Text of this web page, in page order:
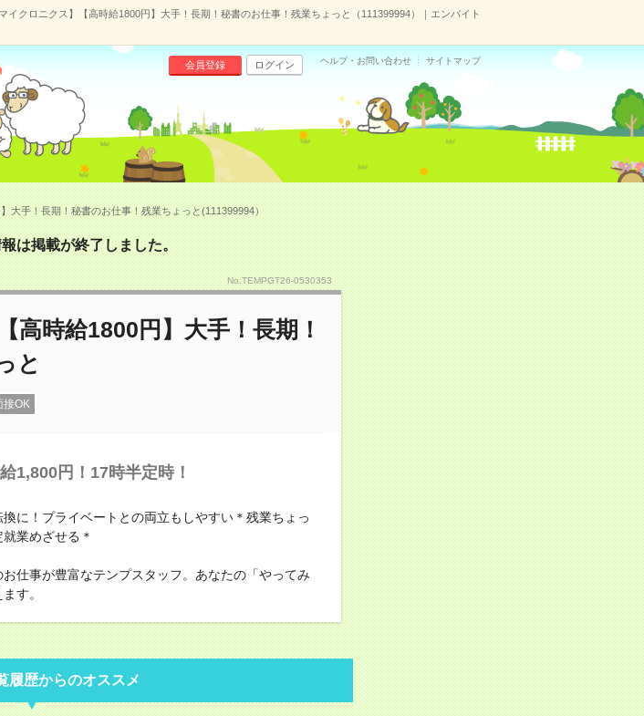
マイクロニクス】【高時給1800円】大手！長期！秘書のお仕事！残業ちょっと（111399994）｜エンバイト
会員登録 ログイン ヘルプ・お問い合わせ サイトマップ
大手！長期！秘書のお仕事！残業ちょっと(111399994）
は掲載が終了しました。
No.TEMPGT26-0530353
高時給1800円】大手！長期！
と
接OK
1,800円！17時半定時！
に！プライベートとの両立もしやすい＊残業ちょっ
業めざせる＊
仕事が豊富なテンプスタッフ。あなたの「やってみ
す。
履歴からのオススメ